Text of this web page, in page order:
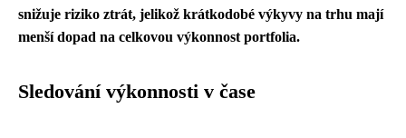
snižuje riziko ztrát, jelikož krátkodobé výkyvy na trhu mají
menší dopad na celkovou výkonnost portfolia.
Sledování výkonnosti v čase